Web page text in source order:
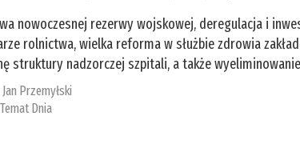
nowoczesnej rezerwy wojskowej, deregulacja i
rolnictwa, wielka reforma w służbie zdrowia
struktury nadzorczej szpitali, a także
Jan Przemyłski
Temat Dnia